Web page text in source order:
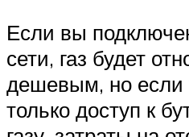
Если вы
сети, газ будет
дешевым, но если
только доступ к